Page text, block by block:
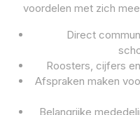
voordelen met zich
Direct
Roosters, cijfers
Afspraken maken
Belangrijke